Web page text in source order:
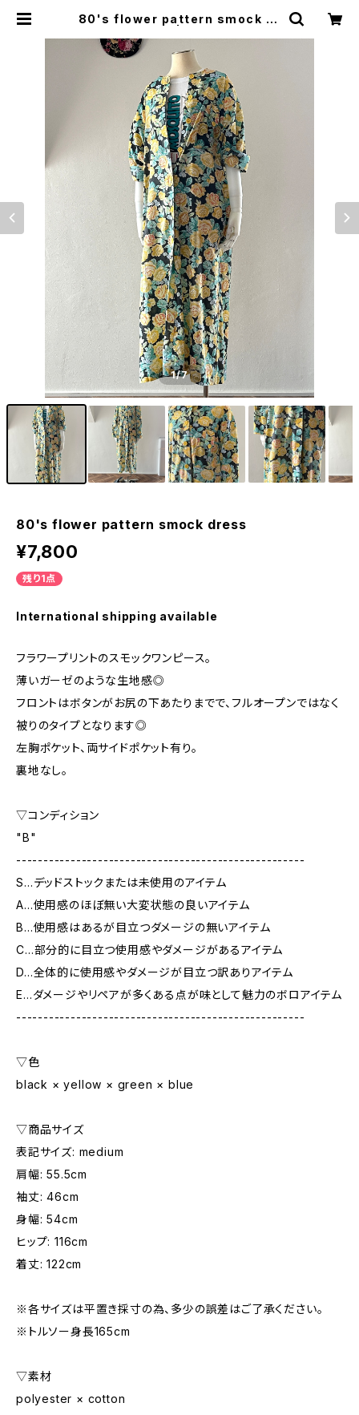
80's flower pattern smock dr
1/7
80's flower pattern smock dress
¥7,800
残り1点
International shipping available
フラワープリントのスモックワンピース。
薄いガーゼのような生地感◎
フロントはボタンがお尻の下あたりまでで、フルオープンではなく
被りのタイプとなります◎
左胸ポケット、両サイドポケット有り。
裏地なし。
▽コンディション
"B"
-----------------------------------------------------
S…デッドストックまたは未使用のアイテム
A…使用感のほぼ無い大変状態の良いアイテム
B…使用感はあるが目立つダメージの無いアイテム
C…部分的に目立つ使用感やダメージがあるアイテム
D…全体的に使用感やダメージが目立つ訳ありアイテム
E…ダメージやリペアが多くある点が味として魅力のボロアイテム
-----------------------------------------------------
▽色
black × yellow × green × blue
▽商品サイズ
表記サイズ: medium
肩幅: 55.5cm
袖丈: 46cm
身幅: 54cm
ヒップ: 116cm
着丈: 122cm
※各サイズは平置き採寸の為、多少の誤差はご了承ください。
※トルソー身長165cm
▽素材
polyester × cotton